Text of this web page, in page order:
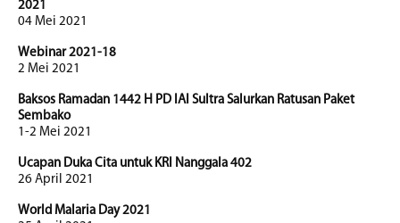
2021
04 Mei 2021
Webinar 2021-18
2 Mei 2021
Baksos Ramadan 1442 H PD IAI Sultra Salurkan Ratusan Paket
Sembako
1-2 Mei 2021
Ucapan Duka Cita untuk KRI Nanggala 402
26 April 2021
World Malaria Day 2021